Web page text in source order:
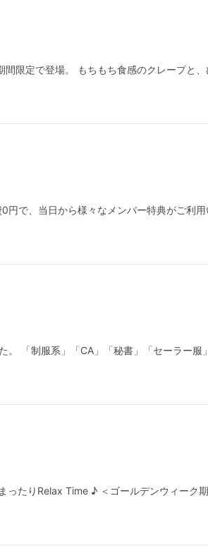
限定で登場。 もちもち食感のクレープと
0円で、当日から様々なメンバー特典が
「制服系」「CA」「秘書」「セーラー
たりRelax Time ♪ ＜ゴールデンウィーク